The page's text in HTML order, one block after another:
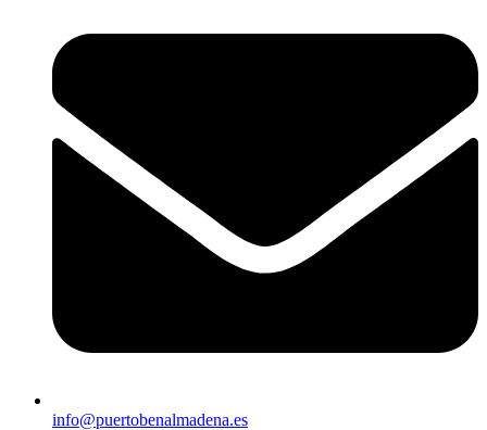
info@puertobenalmadena.es